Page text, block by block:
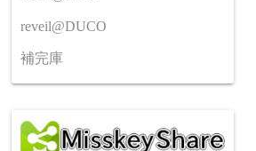
reveil@DUCO
補完庫